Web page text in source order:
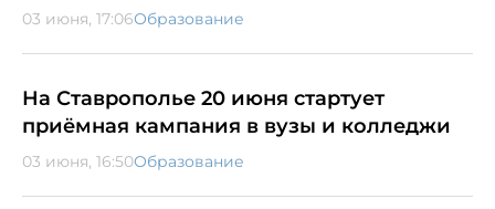
03 июня, 17:06Образование
На Ставрополье 20 июня стартует
приёмная кампания в вузы и колледжи
03 июня, 16:50Образование